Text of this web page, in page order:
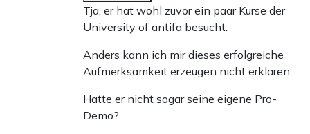
Tja, er hat wohl zuvor ein paar Kurse der
University of antifa besucht.
Anders kann ich mir dieses erfolgreiche
Aufmerksamkeit erzeugen nicht erklären.
Hatte er nicht sogar seine eigene Pro-
Demo?